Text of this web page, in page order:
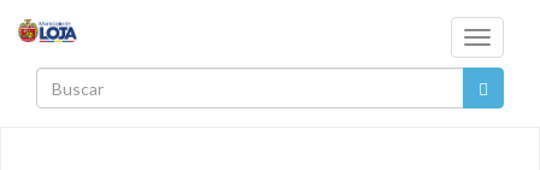
Toggle